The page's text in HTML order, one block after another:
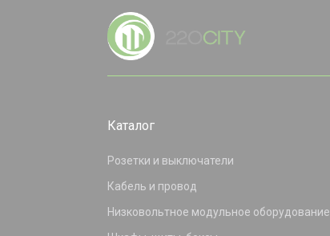
Каталог
Розетки и выключатели
Кабель и провод
Низковольтное модульное оборудование